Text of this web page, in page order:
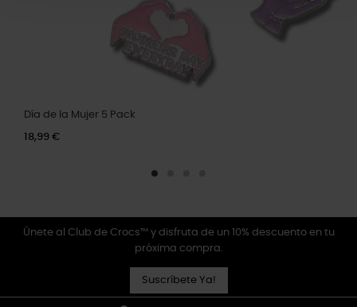
Día de la Mujer 5 Pack
18,99 €
Únete al Club de Crocs™ y disfruta de un 10% descuento en tu
próxima compra.
Suscríbete Ya!